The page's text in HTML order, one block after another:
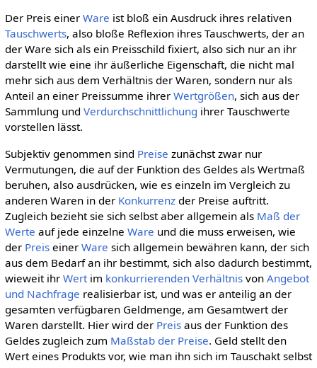
Der Preis einer Ware ist bloß ein Ausdruck ihres relativen
Tauschwerts, also bloße Reflexion ihres Tauschwerts, der an
der Ware sich als ein Preisschild fixiert, also sich nur an ihr
darstellt wie eine ihr äußerliche Eigenschaft, die nicht mal
mehr sich aus dem Verhältnis der Waren, sondern nur als
Anteil an einer Preissumme ihrer Wertgrößen, sich aus der
Sammlung und Verdurchschnittlichung ihrer Tauschwerte
vorstellen lässt.
Subjektiv genommen sind Preise zunächst zwar nur
Vermutungen, die auf der Funktion des Geldes als Wertmaß
beruhen, also ausdrücken, wie es einzeln im Vergleich zu
anderen Waren in der Konkurrenzder Preise auftritt.
Zugleich bezieht sie sich selbst aber allgemein als Maß der
Werte auf jede einzelne Ware und die muss erweisen, wie
der Preiseiner Ware sich allgemein bewähren kann, der sich
aus dem Bedarf an ihr bestimmt, sich also dadurch bestimmt,
wieweit ihr Wertim konkurrierenden Verhältnisvon Angebot
und Nachfrage realisierbar ist, und was er anteilig an der
gesamten verfügbaren Geldmenge, am Gesamtwert der
Waren darstellt. Hier wird der Preisaus der Funktion des
Geldes zugleich zum Maßstab der Preise. Geld stellt den
Wert eines Produkts vor, wie man ihn sich im Tauschakt selbst